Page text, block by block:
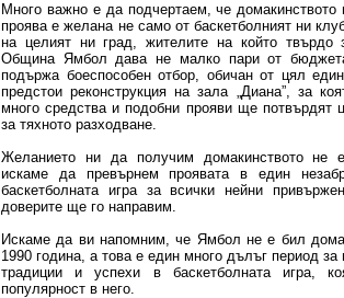
Много важно е да подчертаем, че домакинството
проява е желана не само от баскетболният ни
на целият ни град, жителите на който твърдо
Община Ямбол дава не малко пари от
подържа боеспособен отбор, обичан от цял
предстои реконструкция на зала „Диана”, за
много средства и подобни прояви ще потвърдят
за тяхното разходване.
Желанието ни да получим домакинството не
искаме да превърнем проявата в един
баскетболната игра за всички нейни
доверите ще го направим.
Искаме да ви напомним, че Ямбол не е бил
1990 година, а това е един много дълъг период за
традиции и успехи в баскетболната
популярност в него.